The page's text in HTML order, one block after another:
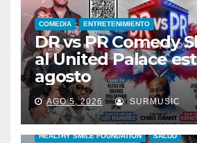
COMEDIA ENTRETENIMIENTO
DR vs PR Comedy
al United Palace
agosto
AGO 5, 2026 SURMUSIC
HEALTHY SMILE FOUNDATION SALUD